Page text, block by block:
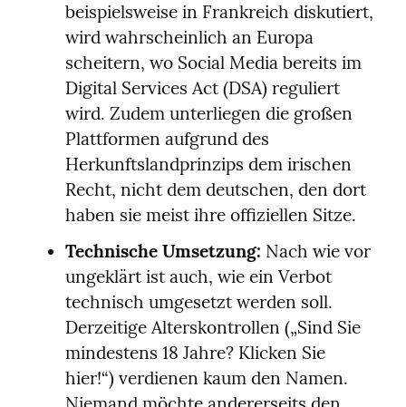
beispielsweise in Frankreich diskutiert,
wird wahrscheinlich an Europa
scheitern, wo Social Media bereits im
Digital Services Act (DSA) reguliert
wird. Zudem unterliegen die großen
Plattformen aufgrund des
Herkunftslandprinzips dem irischen
Recht, nicht dem deutschen, den dort
haben sie meist ihre offiziellen Sitze.
Technische Umsetzung: Nach wie vor
ungeklärt ist auch, wie ein Verbot
technisch umgesetzt werden soll.
Derzeitige Alterskontrollen („Sind Sie
mindestens 18 Jahre? Klicken Sie
hier!“) verdienen kaum den Namen.